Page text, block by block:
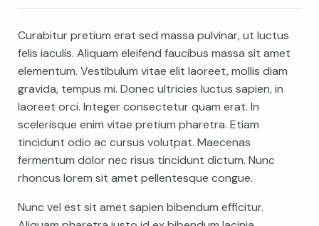
Curabitur pretium erat sed massa pulvinar, ut luctus
felis iaculis. Aliquam eleifend faucibus massa sit amet
elementum. Vestibulum vitae elit laoreet, mollis diam
gravida, tempus mi. Donec ultricies luctus sapien, in
laoreet orci. Integer consectetur quam erat. In
scelerisque enim vitae pretium pharetra. Etiam
tincidunt odio ac cursus volutpat. Maecenas
fermentum dolor nec risus tincidunt dictum. Nunc
rhoncus lorem sit amet pellentesque congue.
Nunc vel est sit amet sapien bibendum efficitur.